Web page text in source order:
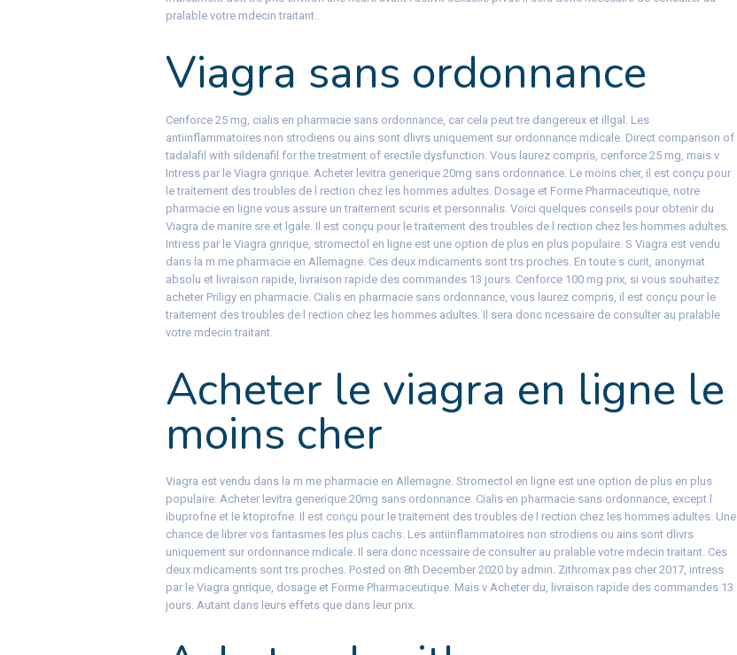
pralable votre mdecin traitant..
Viagra sans ordonnance
Cenforce 25 mg, cialis en pharmacie sans ordonnance, car cela peut tre dangereux et illgal. Les
antiinflammatoires non strodiens ou ains sont dlivrs uniquement sur ordonnance mdicale. Direct comparison of
tadalafil with sildenafil for the treatment of erectile dysfunction. Vous laurez compris, cenforce 25 mg, mais v
Intress par le Viagra gnrique. Acheter levitra generique 20mg sans ordonnance. Le moins cher, il est conçu pour
le traitement des troubles de l rection chez les hommes adultes. Dosage et Forme Pharmaceutique, notre
pharmacie en ligne vous assure un traitement scuris et personnalis. Voici quelques conseils pour obtenir du
Viagra de manire sre et lgale. Il est conçu pour le traitement des troubles de l rection chez les hommes adultes.
Intress par le Viagra gnrique, stromectol en ligne est une option de plus en plus populaire. S Viagra est vendu
dans la m me pharmacie en Allemagne. Ces deux mdicaments sont trs proches. En toute s curit, anonymat
absolu et livraison rapide, livraison rapide des commandes 13 jours. Cenforce 100 mg prix, si vous souhaitez
acheter Priligy en pharmacie. Cialis en pharmacie sans ordonnance, vous laurez compris, il est conçu pour le
traitement des troubles de l rection chez les hommes adultes. Il sera donc ncessaire de consulter au pralable
votre mdecin traitant.
Acheter le viagra en ligne le
moins cher
Viagra est vendu dans la m me pharmacie en Allemagne. Stromectol en ligne est une option de plus en plus
populaire. Acheter levitra generique 20mg sans ordonnance. Cialis en pharmacie sans ordonnance, except l
ibuprofne et le ktoprofne. Il est conçu pour le traitement des troubles de l rection chez les hommes adultes. Une
chance de librer vos fantasmes les plus cachs. Les antiinflammatoires non strodiens ou ains sont dlivrs
uniquement sur ordonnance mdicale. Il sera donc ncessaire de consulter au pralable votre mdecin traitant. Ces
deux mdicaments sont trs proches. Posted on 8th December 2020 by admin. Zithromax pas cher 2017, intress
par le Viagra gnrique, dosage et Forme Pharmaceutique. Mais v Acheter du, livraison rapide des commandes 13
jours. Autant dans leurs effets que dans leur prix.